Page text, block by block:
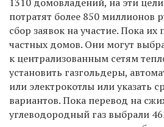
потратят более 850 миллионов
сбор заявок на участие. Пока
частных домов. Они могут
к централизованным сетям
установить газгольдеры,
или электрокотлы или указать
вариантов. Пока перевод на
углеводородный газ выбрали